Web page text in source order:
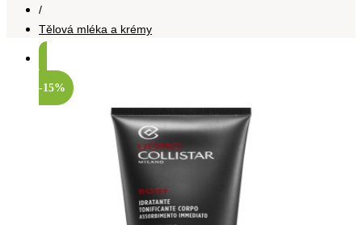
/
Tělová mléka a krémy
-15%